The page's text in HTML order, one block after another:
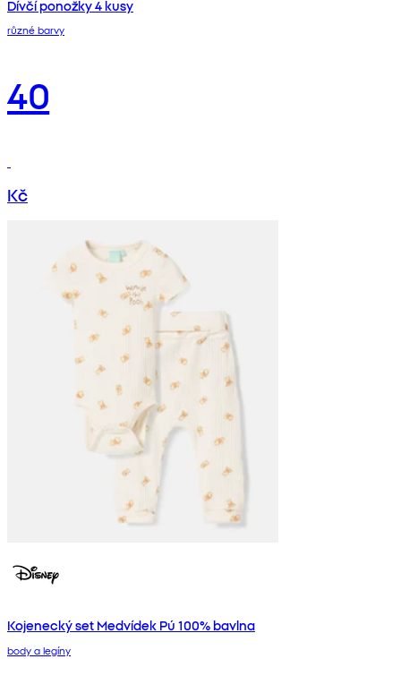
Dívčí ponožky 4 kusy
různé barvy
40
Kč
Kojenecký set Medvídek Pú 100% bavlna
body a legíny